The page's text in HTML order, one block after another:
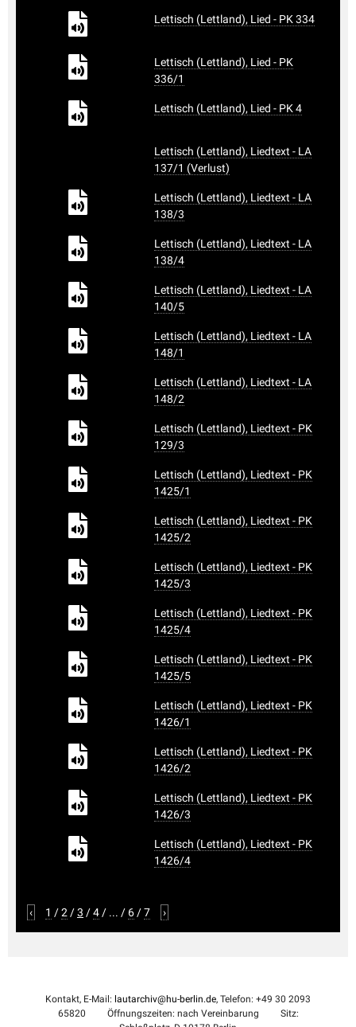
Lettisch (Lettland), Lied - PK 334
Lettisch (Lettland), Lied - PK
336/1
Lettisch (Lettland), Lied - PK 4
Lettisch (Lettland), Liedtext - LA
137/1 (Verlust)
Lettisch (Lettland), Liedtext - LA
138/3
Lettisch (Lettland), Liedtext - LA
138/4
Lettisch (Lettland), Liedtext - LA
140/5
Lettisch (Lettland), Liedtext - LA
148/1
Lettisch (Lettland), Liedtext - LA
148/2
Lettisch (Lettland), Liedtext - PK
129/3
Lettisch (Lettland), Liedtext - PK
1425/1
Lettisch (Lettland), Liedtext - PK
1425/2
Lettisch (Lettland), Liedtext - PK
1425/3
Lettisch (Lettland), Liedtext - PK
1425/4
Lettisch (Lettland), Liedtext - PK
1425/5
Lettisch (Lettland), Liedtext - PK
1426/1
Lettisch (Lettland), Liedtext - PK
1426/2
Lettisch (Lettland), Liedtext - PK
1426/3
Lettisch (Lettland), Liedtext - PK
1426/4
‹ 1 /2 /3 /4 / ... / 6 /7 ›
Kontakt, E-Mail: lautarchiv@hu-berlin.de, Telefon: +49 30 2093
65820
Öffnungszeiten: nach Vereinbarung
Sitz: